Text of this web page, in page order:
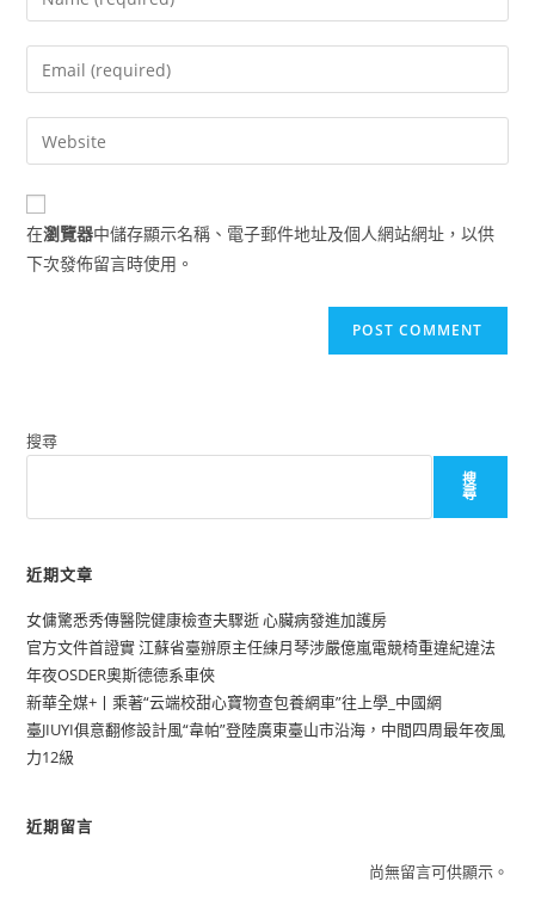
your
name
comment
Enter
your
email
address
comment
Enter
your
website
URL
(optional)
在瀏覽器中儲存顯示名稱、電子郵件地址及個人網站網址，以供
下次發佈留言時使用。
搜尋
搜
尋
近期文章
女傭驚悉秀傳醫院健康檢查夫驟逝 心臟病發進加護房
官方文件首證實 江蘇省臺辦原主任練月琴涉嚴億嵐電競椅重違紀違法
年夜OSDER奧斯德德系車俠
新華全媒+丨乘著“云端校甜心寶物查包養網車”往上學_中國網
臺JIUYI俱意翻修設計風“韋帕”登陸廣東臺山市沿海，中間四周最年夜風
力12級
近期留言
尚無留言可供顯示。